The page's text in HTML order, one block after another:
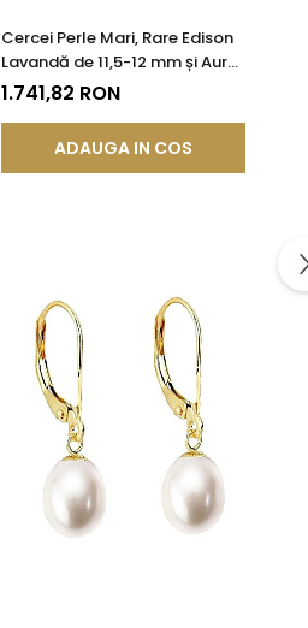
Cercei Perle Mari, Rare Edison
Lavandă de 11,5-12 mm și Aur
Galben 14K | KASKADDA®
1.741,82 RON
ADAUGA IN COS